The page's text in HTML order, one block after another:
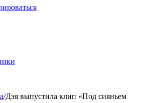
/Дэя выпустила клип «Под сияньем